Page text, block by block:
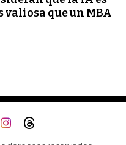
valiosa que un MBA